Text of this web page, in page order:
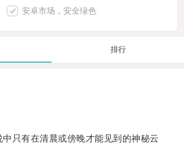
安卓市场，安全绿色
排行
有在清晨或傍晚才能见到的神秘云